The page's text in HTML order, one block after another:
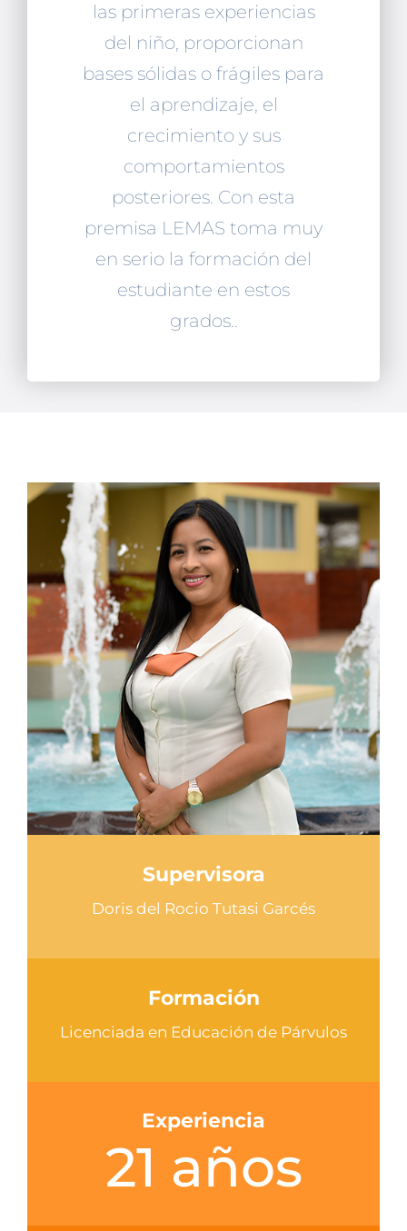
las primeras experiencias
del niño, proporcionan
bases sólidas o frágiles para
el aprendizaje, el
crecimiento y sus
comportamientos
posteriores. Con esta
premisa LEMAS toma muy
en serio la formación del
estudiante en estos
grados..
Supervisora
Doris del Rocio Tutasi Garcés
Formación
Licenciada en Educación de Párvulos
Experiencia
21 años